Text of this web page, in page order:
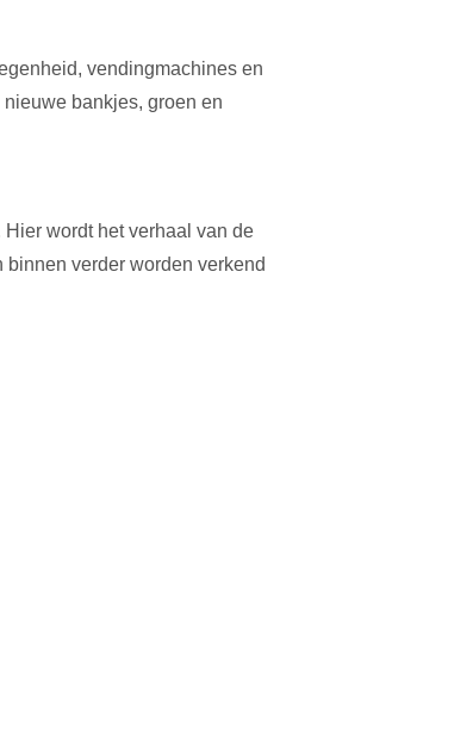
vendingmachines en
bankjes, groen en
wordt het verhaal van de
verder worden verkend